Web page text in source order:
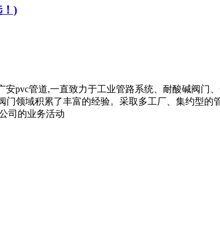
)
pvc管道,一直致力于工业管路系统、耐酸碱阀门
领域积累了丰富的经验。采取多工厂、集约型
司的业务活动